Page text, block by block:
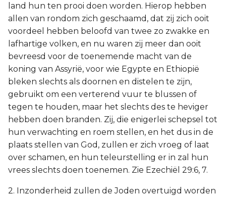
land hun ten prooi doen worden. Hierop hebben
allen van rondom zich geschaamd, dat zij zich ooit
voordeel hebben beloofd van twee zo zwakke en
lafhartige volken, en nu waren zij meer dan ooit
bevreesd voor de toenemende macht van de
koning van Assyrië, voor wie Egypte en Ethiopië
bleken slechts als doornen en distelen te zijn,
gebruikt om een verterend vuur te blussen of
tegen te houden, maar het slechts des te heviger
hebben doen branden. Zij, die enigerlei schepsel tot
hun verwachting en roem stellen, en het dus in de
plaats stellen van God, zullen er zich vroeg of laat
over schamen, en hun teleurstelling er in zal hun
vrees slechts doen toenemen. Zie Ezechiël 29:6, 7.
2. Inzonderheid zullen de Joden overtuigd worden